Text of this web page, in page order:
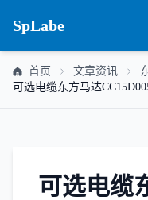
SpLabe
首页 文章资讯
可选电缆东方马达
可选电缆